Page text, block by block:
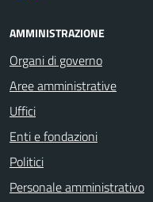
AMMINISTRAZIONE
Organi di governo
Aree amministrative
Uffici
Enti e fondazioni
Politici
Personale amministrativo